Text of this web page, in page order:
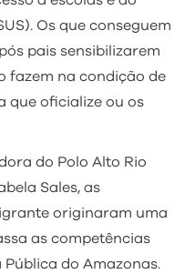
Os que conseguem
pais sensibilizarem
fazem na condição de
que oficialize ou os
do Polo Alto Rio
Sales, as
originaram uma
as competências
do Amazonas.